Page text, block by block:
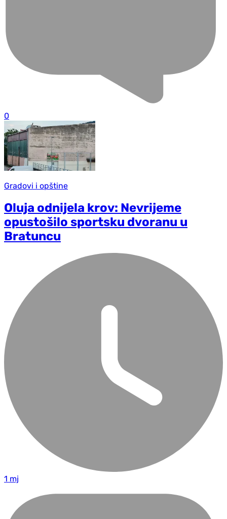
0
Gradovi i opštine
Oluja odnijela krov: Nevrijeme
opustošilo sportsku dvoranu u
Bratuncu
1 mj